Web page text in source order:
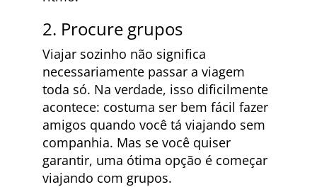
2. Procure grupos
Viajar sozinho não significa
necessariamente passar a viagem
toda só. Na verdade, isso dificilmente
acontece: costuma ser bem fácil fazer
amigos quando você tá viajando sem
companhia. Mas se você quiser
garantir, uma ótima opção é começar
viajando com grupos.